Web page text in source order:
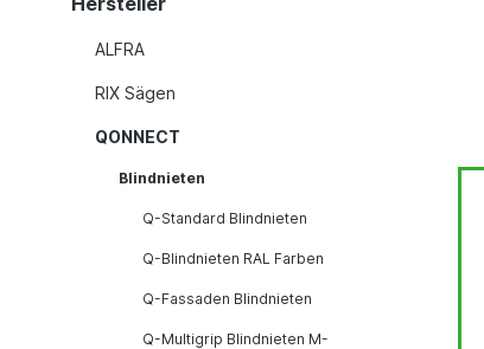
ALFRA
RIX Sägen
QONNECT
Blindnieten
Q-Standard Blindnieten
Q-Blindnieten RAL Farben
Q-Fassaden Blindnieten
Q-Multigrip Blindnieten M-